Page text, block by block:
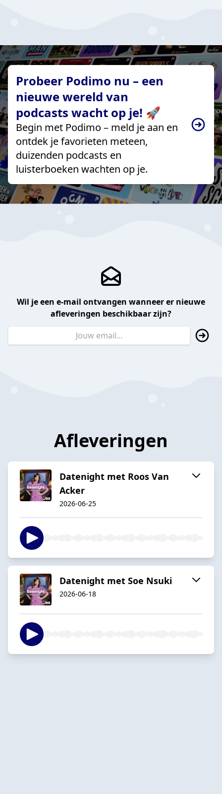
Probeer Podimo nu – een
nieuwe wereld van
podcasts wacht op je! 🚀
Begin met Podimo – meld je aan en
ontdek je favorieten meteen,
duizenden podcasts en
luisterboeken wachten op je.
Wil je een e-mail ontvangen wanneer er nieuwe
afleveringen beschikbaar zijn?
Afleveringen
Datenight met Roos Van
Acker
2026-06-25
Datenight met Soe Nsuki
2026-06-18